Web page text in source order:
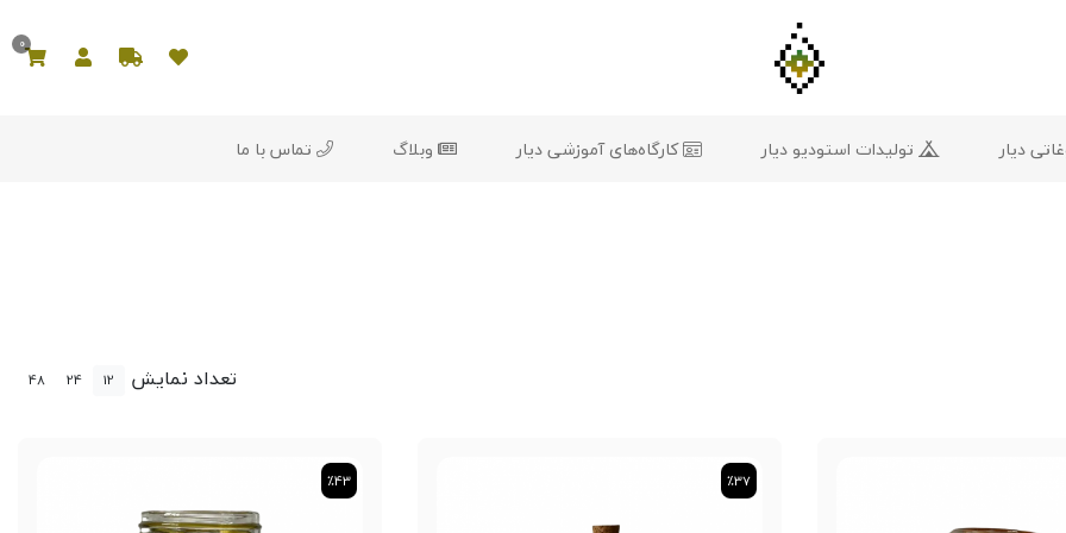
0
دیار تولیدات استودیو دیار کارگاه‌های آموزشی دیار وبلاگ تماس با ما
تعداد نمایش 12
24
48
٪37
٪37 ٪43
٪43